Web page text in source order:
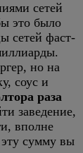
сетей
это было
сетей фаст-
но на
соус и
раза
заведение,
вполне
сумму вы